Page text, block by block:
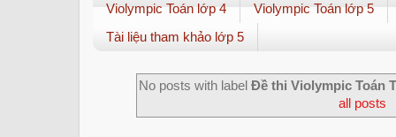
Violympic Toán lớp 4
Violympic Toán lớp 5
Tài liệu tham khảo lớp 5
No posts with label Đề thi Violympic Toán
all posts